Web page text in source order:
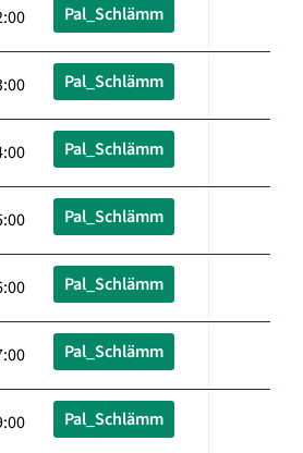
Pal_Schlämm
Pal_Schlämm
Pal_Schlämm
Pal_Schlämm
Pal_Schlämm
Pal_Schlämm
Pal_Schlämm